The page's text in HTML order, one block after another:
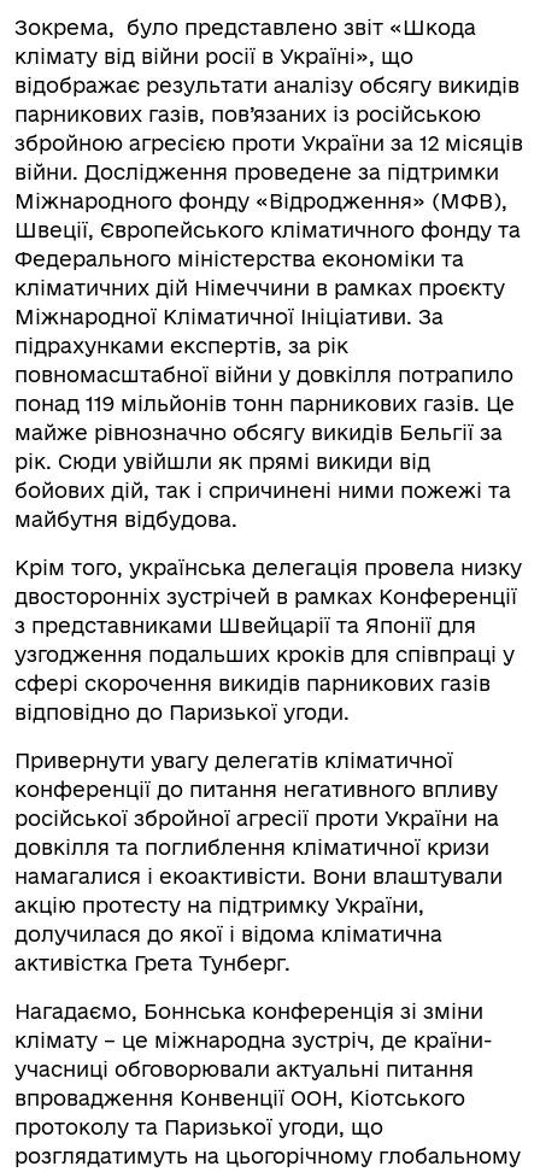
Зокрема, було представлено звіт «Шкода
клімату від війни росії в Україні», що
відображає результати аналізу обсягу викидів
парникових газів, пов’язаних із російською
збройною агресією проти України за 12 місяців
війни. Дослідження проведене за підтримки
Міжнародного фонду «Відродження» (МФВ),
Швеції, Європейського кліматичного фонду та
Федерального міністерства економіки та
кліматичних дій Німеччини в рамках проєкту
Міжнародної Кліматичної Ініціативи. За
підрахунками експертів, за рік
повномасштабної війни у довкілля потрапило
понад 119 мільйонів тонн парникових газів. Це
майже рівнозначно обсягу викидів Бельгії за
рік. Сюди увійшли як прямі викиди від
бойових дій, так і спричинені ними пожежі та
майбутня відбудова.
Крім того, українська делегація провела низку
двосторонніх зустрічей в рамках Конференції
з представниками Швейцарії та Японії для
узгодження подальших кроків для співпраці у
сфері скорочення викидів парникових газів
відповідно до Паризької угоди.
Привернути увагу делегатів кліматичної
конференції до питання негативного впливу
російської збройної агресії проти України на
довкілля та поглиблення кліматичної кризи
намагалися і екоактивісти. Вони влаштували
акцію протесту на підтримку України,
долучилася до якої і відома кліматична
активістка Грета Тунберг.
Нагадаємо, Боннська конференція зі зміни
клімату – це міжнародна зустріч, де країни-
учасниці обговорювали актуальні питання
впровадження Конвенції ООН, Кіотського
протоколу та Паризької угоди, що
розглядатимуть на цьогорічному глобальному